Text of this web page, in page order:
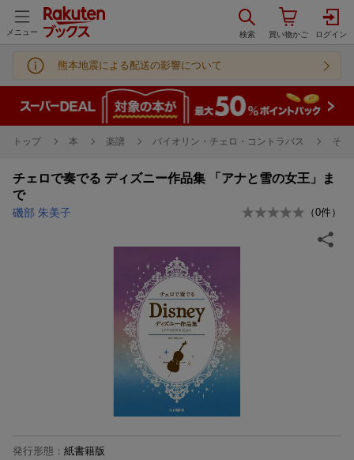
メニュー
熊本地震による配送の影響について
トップ 本 楽譜 バイオリン・チェロ・コントラバス その
チェロで奏でる ディズニー作品集 「アナと雪の女王」ま
で
磯部 朱美子 （0件）
発行形態 ： 紙書籍版